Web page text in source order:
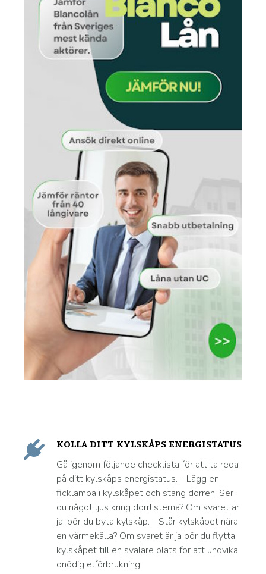
KOLLA DITT KYLSKÅPS ENERGISTATUS
Gå igenom följande checklista för att ta reda
på ditt kylskåps energistatus. - Lägg en
ficklampa i kylskåpet och stäng dörren. Ser
du något ljus kring dörrlisterna? Om svaret är
ja, bör du byta kylskåp. - Står kylskåpet nära
en värmekälla? Om svaret är ja bör du flytta
kylskåpet till en svalare plats för att undvika
onödig elförbrukning.